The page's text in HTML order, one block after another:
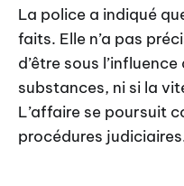
La police a indiqué
faits. Elle n’a pas
d’être sous
substances, ni si la
L’affaire se poursuit
procédures